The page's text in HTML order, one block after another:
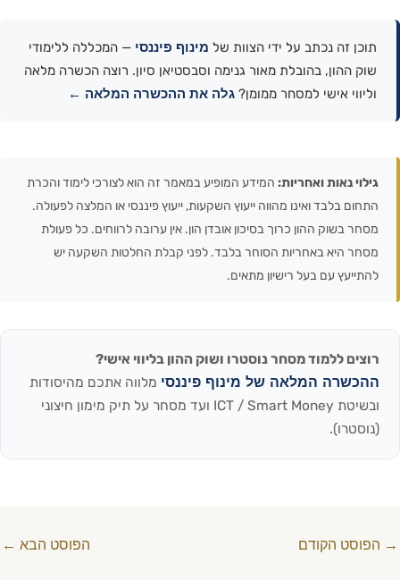
תוכן זה נכתב על ידי הצוות של מינוף פיננסי — המכללה ללימודי
שוק ההון, בהובלת מאור גנימה וסבסטיאן סיון. רוצה הכשרה מלאה
וליווי אישי למסחר ממומן? גלה את ההכשרה המלאה ←
גילוי נאות ואחריות: המידע המופיע במאמר זה הוא לצורכי לימוד והכרת
התחום בלבד ואינו מהווה ייעוץ השקעות, ייעוץ פיננסי או המלצה לפעולה.
מסחר בשוק ההון כרוך בסיכון אובדן הון. אין ערובה לרווחים. כל פעולת
מסחר היא באחריות הסוחר בלבד. לפני קבלת החלטות השקעה יש
להתייעץ עם בעל רישיון מתאים.
רוצים ללמוד מסחר נוסטרו ושוק ההון בליווי אישי?
ההכשרה המלאה של מינוף פיננסי מלווה אתכם מהיסודות
ובשיטת ICT / Smart Money ועד מסחר על תיק מימון חיצוני
(נוסטרו).
→ הפוסט הקודם הפוסט הבא ←